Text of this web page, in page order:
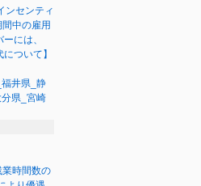
ンセンティ
中の雇用
には、
ついて】
井県_静
県_宮崎
時間数の